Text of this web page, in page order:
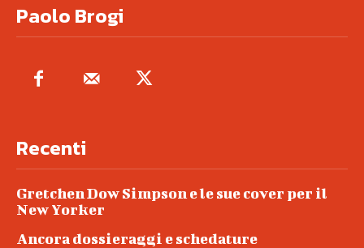
Paolo Brogi
Recenti
Gretchen Dow Simpson e le sue cover per il
New Yorker
Ancora dossieraggi e schedature